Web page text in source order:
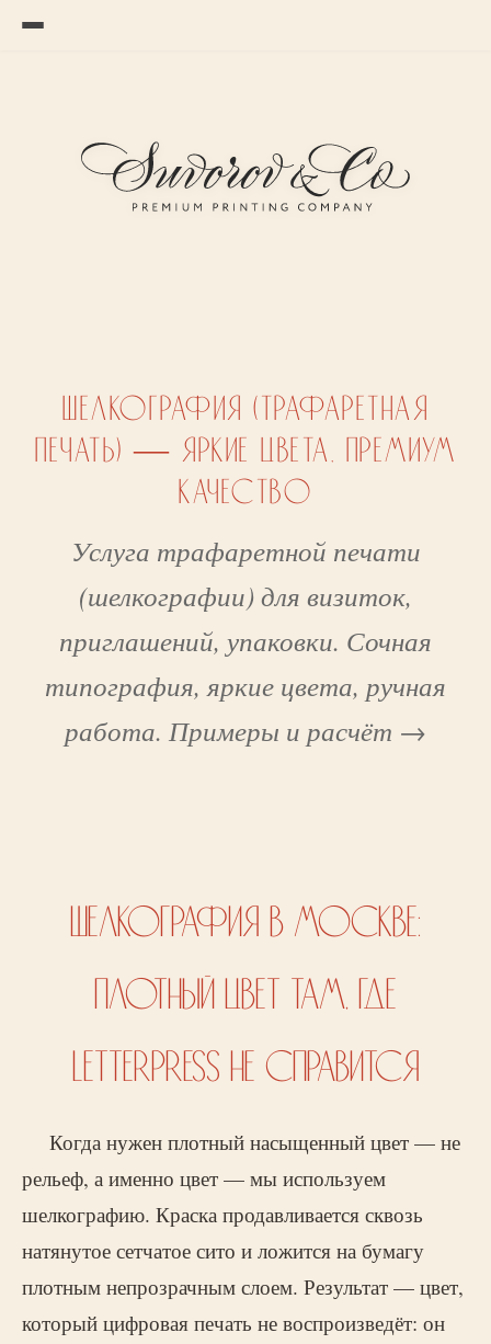
Пропустить к основному содержимому
ШЕЛКОГРАФИЯ (ТРАФАРЕТНАЯ
ПЕЧАТЬ) — ЯРКИЕ ЦВЕТА, ПРЕМИУМ
КАЧЕСТВО
Услуга трафаретной печати
(шелкографии) для визиток,
приглашений, упаковки. Сочная
типография, яркие цвета, ручная
работа. Примеры и расчёт →
ШЕЛКОГРАФИЯ В МОСКВЕ:
ПЛОТНЫЙ ЦВЕТ ТАМ, ГДЕ
LETTERPRESS НЕ СПРАВИТСЯ
Когда нужен плотный насыщенный цвет — не
рельеф, а именно цвет — мы используем
шелкографию. Краска продавливается сквозь
натянутое сетчатое сито и ложится на бумагу
плотным непрозрачным слоем. Результат — цвет,
который цифровая печать не воспроизведёт: он